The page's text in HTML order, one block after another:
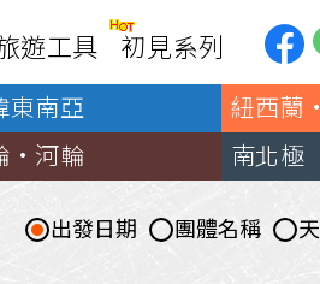
加東賞楓
加西大環線
遊工具
銀行優惠
第一銀行刷卡回饋
聯邦銀行刷卡回饋
國泰世華刷卡回饋
初見系列
東南亞
紐西蘭
·河輪 南北極
團體名稱
出發日期